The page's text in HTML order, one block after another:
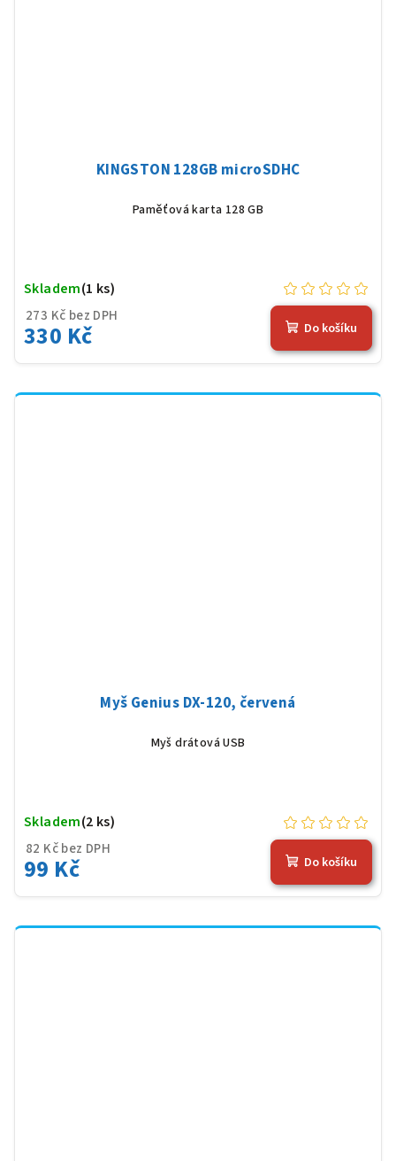
KINGSTON 128GB microSDHC
Paměťová karta 128 GB
273 Kč bez DPH
330 Kč
Skladem(1 ks)
Do košíku
Myš Genius DX-120, červená
Myš drátová USB
82 Kč bez DPH
99 Kč
Skladem(2 ks)
Do košíku